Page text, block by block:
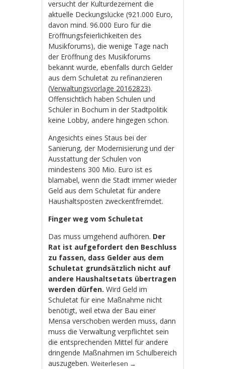
versucht der Kulturdezernent die
aktuelle Deckungslücke (921.000 Euro,
davon mind. 96.000 Euro für die
Eröffnungsfeierlichkeiten des
Musikforums), die wenige Tage nach
der Eröffnung des Musikforums
bekannt wurde, ebenfalls durch Gelder
aus dem Schuletat zu refinanzieren
(Verwaltungsvorlage 20162823).
Offensichtlich haben Schulen und
Schüler in Bochum in der Stadtpolitik
keine Lobby, andere hingegen schon.
Angesichts eines Staus bei der
Sanierung, der Modernisierung und der
Ausstattung der Schulen von
mindestens 300 Mio. Euro ist es
blamabel, wenn die Stadt immer wieder
Geld aus dem Schuletat für andere
Haushaltsposten zweckentfremdet.
Finger weg vom Schuletat
Das muss umgehend aufhören. Der
Rat ist aufgefordert den Beschluss
zu fassen, dass Gelder aus dem
Schuletat grundsätzlich nicht auf
andere Haushaltsetats übertragen
werden dürfen. Wird Geld im
Schuletat für eine Maßnahme nicht
benötigt, weil etwa der Bau einer
Mensa verschoben werden muss, dann
muss die Verwaltung verpflichtet sein
die entsprechenden Mittel für andere
dringende Maßnahmen im Schulbereich
auszugeben.Weiterlesen →